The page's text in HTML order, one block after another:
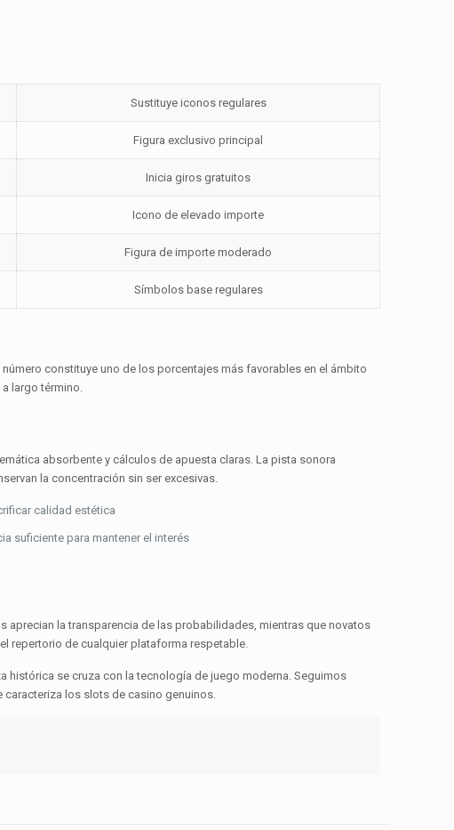
Sustituye iconos regulares
Figura exclusivo principal
Inicia giros gratuitos
Icono de elevado importe
Figura de importe moderado
Símbolos base regulares
constituye uno de los porcentajes más favorables en el ámbito
largo término.
absorbente y cálculos de apuesta claras. La pista sonora
la concentración sin ser excesivas.
calidad estética
suficiente para mantener el interés
la transparencia de las probabilidades, mientras que novatos
repertorio de cualquier plataforma respetable.
histórica se cruza con la tecnología de juego moderna. Seguimos
caracteriza los slots de casino genuinos.